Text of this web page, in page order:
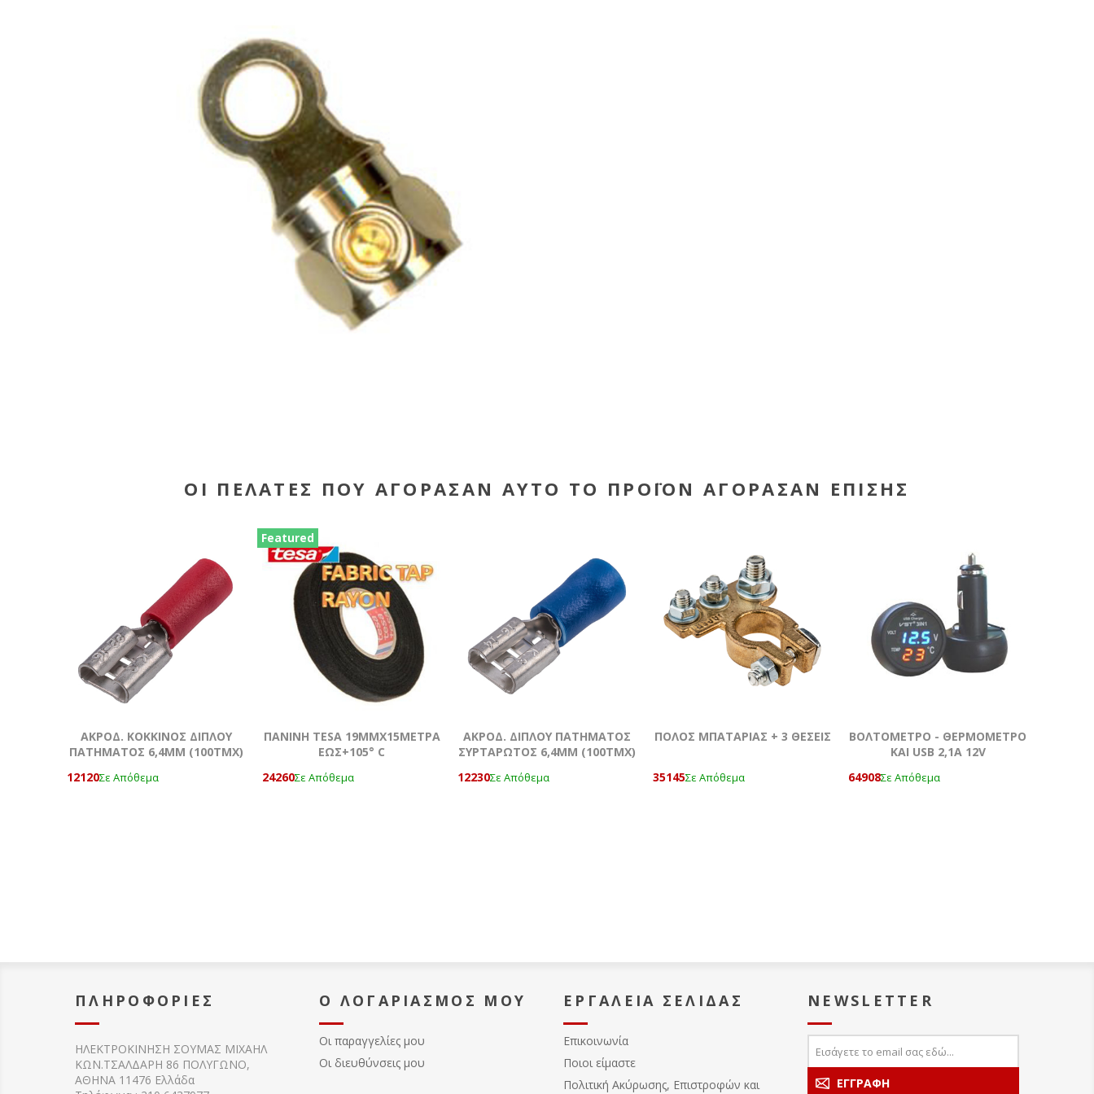
ΟΙ ΠΕΛΆΤΕΣ ΠΟΥ ΑΓΌΡΑΣΑΝ ΑΥΤΌ ΤΟ ΠΡΟΪΌΝ ΑΓΌΡΑΣΑΝ ΕΠΊΣΗΣ
ΑΚΡΟΔ. ΚΟΚΚΙΝΟΣ ΔΙΠΛΟΥ
ΠΑΤΗΜΑΤΟΣ 6,4MM (100ΤΜΧ)
12120Σε Απόθεμα
Featured
ΠΑΝΙΝH TESA 19MMΧ15ΜΕΤΡΑ
ΕΩΣ+105° C
24260Σε Απόθεμα
ΑΚΡΟΔ. ΔΙΠΛΟΥ ΠΑΤΗΜΑΤΟΣ
ΣΥΡΤΑΡΩΤΟΣ 6,4MM (100ΤΜΧ)
12230Σε Απόθεμα
ΠΟΛΟΣ ΜΠΑΤΑΡΙΑΣ + 3 ΘΕΣΕΙΣ
35145Σε Απόθεμα
ΒΟΛΤΟΜΕΤΡΟ - ΘΕΡΜΟΜΕΤΡΟ
ΚΑΙ USB 2,1Α 12V
64908Σε Απόθεμα
ΠΛΗΡΟΦΟΡΊΕΣ
ΗΛΕΚΤΡΟΚΙΝΗΣΗ ΣΟΥΜΑΣ MIXAHΛ
ΚΩΝ.ΤΣΑΛΔΑΡΗ 86 ΠΟΛΥΓΩΝΟ,
ΑΘΗΝΑ 11476 Ελλάδα
Ο ΛΟΓΑΡΙΑΣΜΌΣ ΜΟΥ
Οι παραγγελίες μου
Οι διευθύνσεις μου
ΕΡΓΑΛΕΊΑ ΣΕΛΊΔΑΣ
Επικοινωνία
Ποιοι είμαστε
Πολιτική Ακύρωσης, Eπιστροφών και
NEWSLETTER